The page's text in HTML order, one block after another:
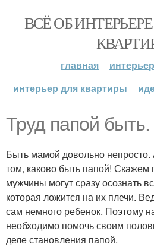
ВСЁ ОБ
главная
интерьер для квартиры
Труд папой быть.
Быть мамой довольно непросто.
том, каково быть папой! Скажем
мужчины могут сразу осознать
которая ложится на их плечи.
сам немного ребенок. Поэтому
необходимо помочь своим
деле становления папой.